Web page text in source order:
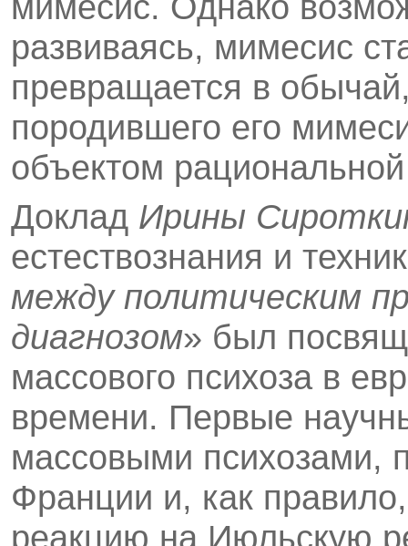
развиваясь, мимесис
превращается в
породившего его
объектом рациональной
Доклад Ирины
естествознания и
между политическим
диагнозом» был
массового психоза в
времени. Первые
массовыми психозами,
Франции и, как
реакцию на Июльскую